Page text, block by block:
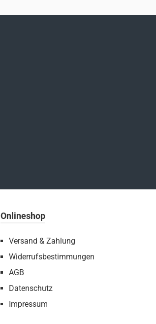
Onlineshop
Versand & Zahlung
Widerrufsbestimmungen
AGB
Datenschutz
Impressum